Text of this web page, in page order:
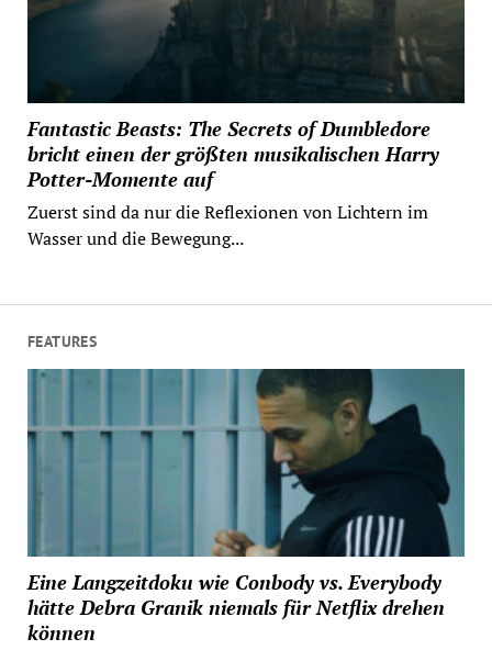
Fantastic Beasts: The Secrets of Dumbledore
bricht einen der größten musikalischen Harry
Potter-Momente auf
Zuerst sind da nur die Reflexionen von Lichtern im
Wasser und die Bewegung...
FEATURES
Eine Langzeitdoku wie Conbody vs. Everybody
hätte Debra Granik niemals für Netflix drehen
können